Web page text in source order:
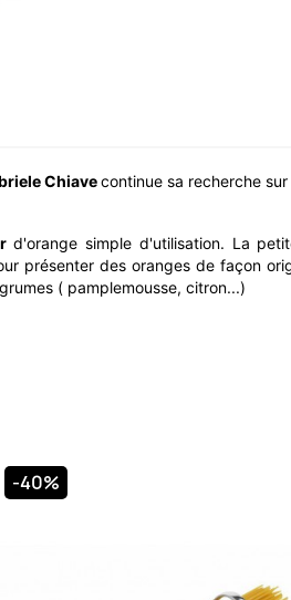
Chiavecontinue sa recherche
d'orange simple d'utilisation. La
présenter des oranges de façon
( pamplemousse, citron...)
EVA SOLO
Presse-Agrumes Green Tools